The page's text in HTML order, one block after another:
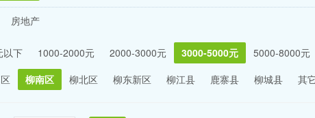
房地产
以下 1000-2000元 2000-3000元 3000-5000元 5000-8000元
柳南区 柳北区 柳东新区 柳江县 鹿寨县 柳城县 其